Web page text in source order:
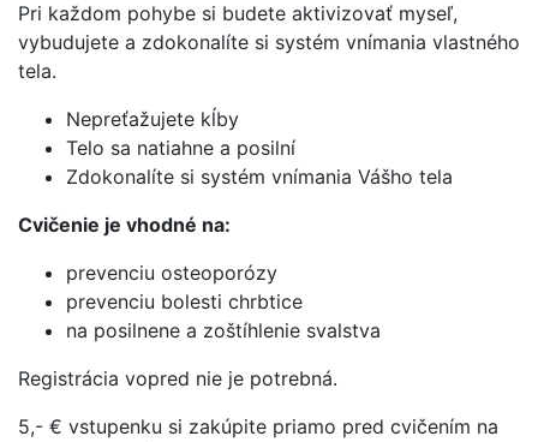
Pri každom pohybe si budete aktivizovať myseľ,
vybudujete a zdokonalíte si systém vnímania vlastného
tela.
Nepreťažujete kĺby
Telo sa natiahne a posilní
Zdokonalíte si systém vnímania Vášho tela
Cvičenie je vhodné na:
prevenciu osteoporózy
prevenciu bolesti chrbtice
na posilnene a zoštíhlenie svalstva
Registrácia vopred nie je potrebná.
5,- € vstupenku si zakúpite priamo pred cvičením na